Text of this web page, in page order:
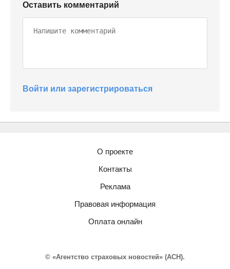
Оставить комментарий
Войти или зарегистрироваться
О проекте
Контакты
Реклама
Правовая информация
Оплата онлайн
© «Агентство страховых новостей» (АСН).